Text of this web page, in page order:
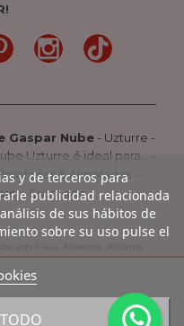
PinterestLinkedinTikTok
Gaspar Nube- Uzturre -
Uzturre é ideal para... -
& Almofadas-
: Esgotado
y de terceros para
publicidad relacionada
de sus hábitos de
sobre su uso pulse el
em Álava, Albacete, Alicante,
La Rioja, Cuenca, Girona,
Jaen, León, Lleida, Lugo,
Palencia, Pontevedra, Rioja,